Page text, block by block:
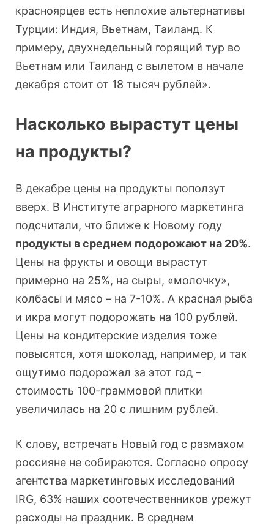
красноярцев есть неплохие альтернативы
Турции: Индия, Вьетнам, Таиланд. К
примеру, двухнедельный горящий тур во
Вьетнам или Таиланд с вылетом в начале
декабря стоит от 18 тысяч рублей».
Насколько вырастут цены
на продукты?
В декабре цены на продукты поползут
вверх. В Институте аграрного маркетинга
подсчитали, что ближе к Новому году
продукты в среднем подорожают на 20%.
Цены на фрукты и овощи вырастут
примерно на 25%, на сыры, «молочку»,
колбасы и мясо – на 7-10%. А красная рыба
и икра могут подорожать на 100 рублей.
Цены на кондитерские изделия тоже
повысятся, хотя шоколад, например, и так
ощутимо подорожал за этот год –
стоимость 100-граммовой плитки
увеличилась на 20 с лишним рублей.
К слову, встречать Новый год с размахом
россияне не собираются. Согласно опросу
агентства маркетинговых исследований
IRG, 63% наших соотечественников урежут
расходы на праздник. В среднем